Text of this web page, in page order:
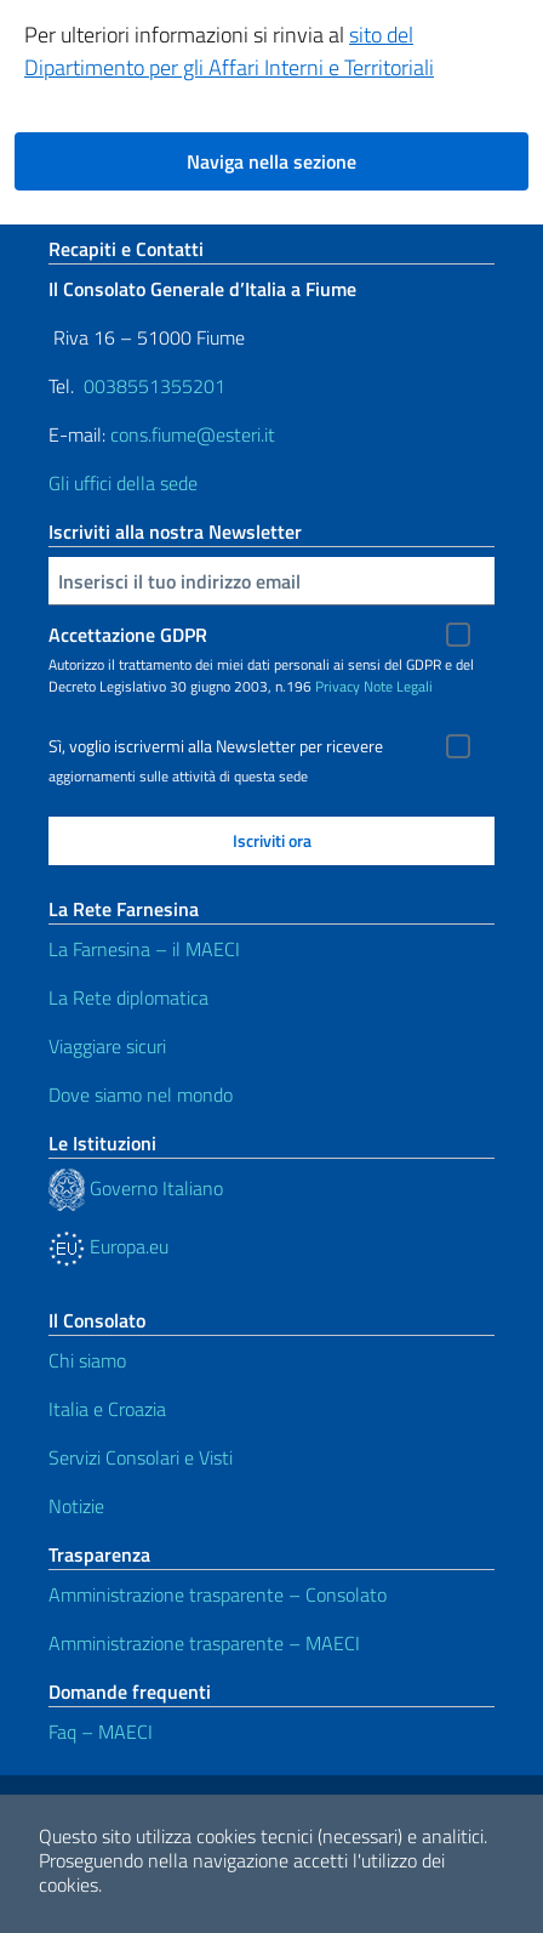
Questo sito utilizza cookies tecnici (necessari) e analitici.
Proseguendo nella navigazione accetti l'utilizzo dei
cookies.
Per ulteriori informazioni si rinvia alsito del
Dipartimento per gli Affari Interni e Territoriali
Naviga nella sezione
Sezione footer
Recapiti e Contatti
Il Consolato Generale d’Italia a Fiume
Riva 16 – 51000 Fiume
Tel. 0038551355201
E-mail: cons.fiume@esteri.it
Gli uffici della sede
Iscriviti alla nostra Newsletter
Inserisci la tua email
Accettazione GDPR
Autorizzo il trattamento dei miei dati personali ai sensi del GDPR e del
Decreto Legislativo 30 giugno 2003, n.196 Privacy Note Legali
Sì, voglio iscrivermi alla Newsletter per ricevere
aggiornamenti sulle attività di questa sede
La Rete Farnesina
La Farnesina – il MAECI
La Rete diplomatica
Viaggiare sicuri
Dove siamo nel mondo
Le Istituzioni
Governo Italiano
Europa.eu
Il Consolato
Chi siamo
Italia e Croazia
Servizi Consolari e Visti
Notizie
Trasparenza
Amministrazione trasparente – Consolato
Amministrazione trasparente – MAECI
Domande frequenti
Faq – MAECI
Link Utili